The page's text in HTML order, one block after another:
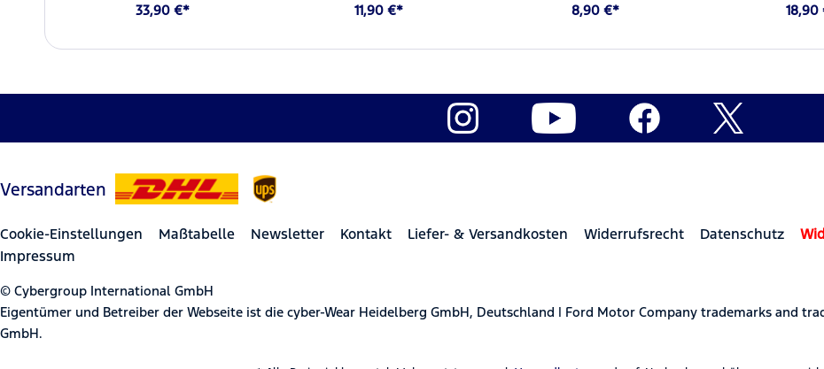
33,90 €* 11,90 €* 8,90 €* 18,90
Versandarten
Cookie-Einstellungen Maßtabelle Newsletter Kontakt Liefer- & Versandkosten Widerrufsrecht Datenschutz
Impressum
© Cybergroup International GmbH
Eigentümer und Betreiber der Webseite ist die cyber-Wear Heidelberg GmbH, Deutschland | Ford Motor Company trademarks and
GmbH.